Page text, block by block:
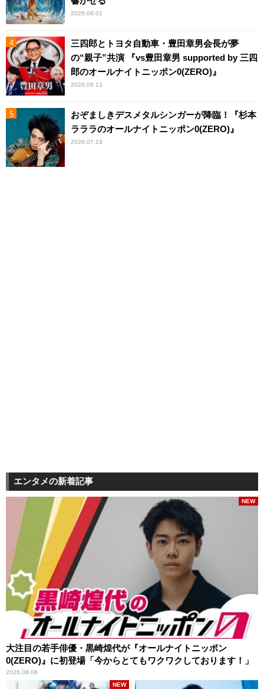
2026.08.01
三四郎とトヨタ自動車・豊田章男会長が夢
の“親子”共演 『vs豊田章男 supported by 三四
郎のオールナイトニッポン0(ZERO)』
2026.06.13
おぞましきデスメタルシンガーが降臨！『杉本
ラララのオールナイトニッポン0(ZERO)』
2026.07.19
エンタメの新着記事
大注目の若手俳優・黒崎煌代が『オールナイトニッポン
0(ZERO)』に初登場「今からとてもワクワクしております！」
2026.08.08
NEW
NEW